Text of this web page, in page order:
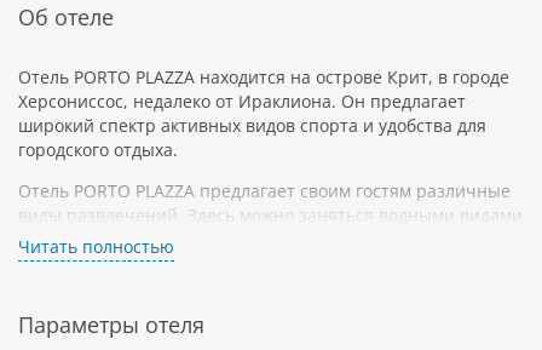
Об отеле
Отель PORTO PLAZZA находится на острове Крит, в городе
Херсониссос, недалеко от Ираклиона. Он предлагает
широкий спектр активных видов спорта и удобства для
городского отдыха.
Отель PORTO PLAZZA предлагает своим гостям различные
виды развлечений. Здесь можно заняться водными видами
спорта, такими как дайвинг и серфинг, а также
попробовать свои силы в теннисе или мини-гольфе. Для
Читать полностью
Параметры отеля